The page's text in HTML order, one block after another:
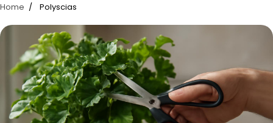
Home Polyscias